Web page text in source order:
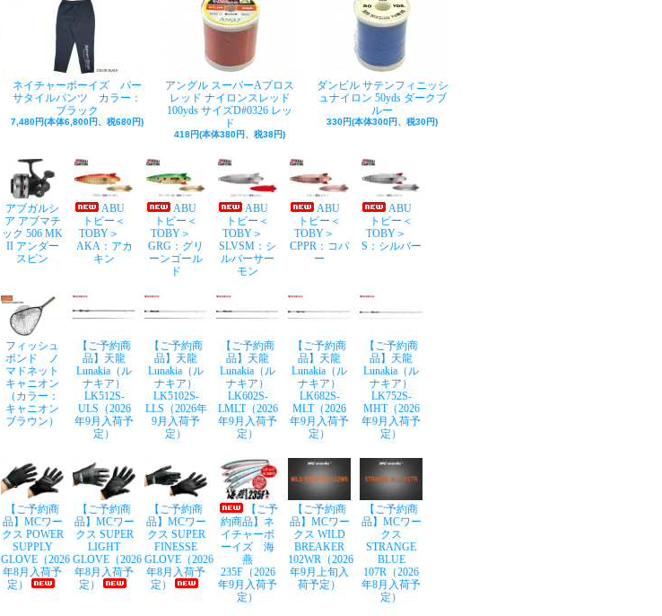
ネイチャーボーイズ バー
サタイルパンツ カラー：
ブラック
7,480円(本体6,800円、税680円)
アングル スーパーAプロス
レッド ナイロンスレッド
100yds サイズD#0326 レッ
ド
418円(本体380円、税38円)
ダンビル サテンフィニッシ
ュナイロン 50yds ダークブ
ルー
330円(本体300円、税30円)
アブガルシ
ア アブマチ
ック 506 MK
II アンダー
スピン
ABU
トビー＜
TOBY＞
AKA：アカ
キン
ABU
トビー＜
TOBY＞
GRG：グリ
ーンゴール
ド
ABU
トビー＜
TOBY＞
SLVSM：シ
ルバーサー
モン
ABU
トビー＜
TOBY＞
CPPR：コパ
ー
ABU
トビー＜
TOBY＞
S：シルバー
フィッシュ
ポンド ノ
マドネット
キャニオン
（カラー：
キャニオン
ブラウン）
【ご予約商
品】天龍
Lunakia（ル
ナキア）
LK512S-
ULS（2026
年9月入荷予
定）
【ご予約商
品】天龍
Lunakia（ル
ナキア）
LK5102S-
LLS（2026年
9月入荷予
定）
【ご予約商
品】天龍
Lunakia（ル
ナキア）
LK602S-
LMLT（2026
年9月入荷予
定）
【ご予約商
品】天龍
Lunakia（ル
ナキア）
LK682S-
MLT（2026
年9月入荷予
定）
【ご予約商
品】天龍
Lunakia（ル
ナキア）
LK752S-
MHT（2026
年9月入荷予
定）
【ご予約商
品】MCワー
クス POWER
SUPPLY
GLOVE（2026
年8月入荷予
定）
【ご予約商
品】MCワー
クス SUPER
LIGHT
GLOVE（2026
年8月入荷予
定）
【ご予約商
品】MCワー
クス SUPER
FINESSE
GLOVE（2026
年8月入荷予
定）
【ご予
約商品】ネ
イチャーボ
ーイズ 海
燕
235F（2026
年9月入荷予
定）
【ご予約商
品】MCワー
クス WILD
BREAKER
102WR（2026
年9月上旬入
荷予定）
【ご予約商
品】MCワー
クス
STRANGE
BLUE
107R（2026
年8月入荷予
定）